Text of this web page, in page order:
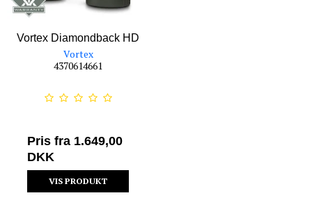
Vortex Diamondback HD
Vortex
4370614661
Pris fra 1.649,00
DKK
VIS PRODUKT